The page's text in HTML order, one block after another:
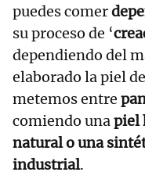
puedes comer
su proceso de ‘
dependiendo del
elaborado la piel
metemos entre
comiendo unapiel
natural o una
industrial.